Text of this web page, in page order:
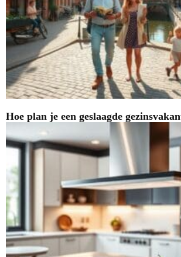
Hoe plan je een geslaagde